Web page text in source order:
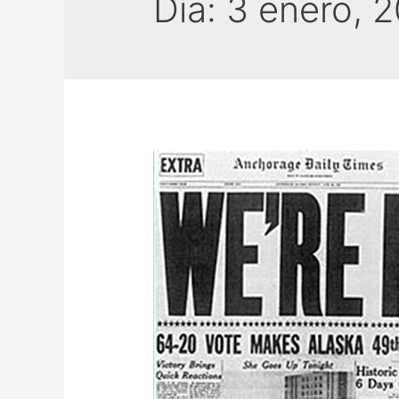
Día: 3 enero,